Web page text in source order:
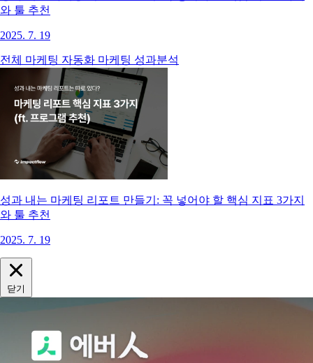
와 툴 추천
2025. 7. 19
전체 마케팅 자동화 마케팅 성과분석
성과 내는 마케팅 리포트 만들기: 꼭 넣어야 할 핵심 지표 3가지
와 툴 추천
2025. 7. 19
닫기